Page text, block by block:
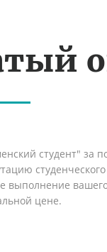
студент" за
выполнение
цене.